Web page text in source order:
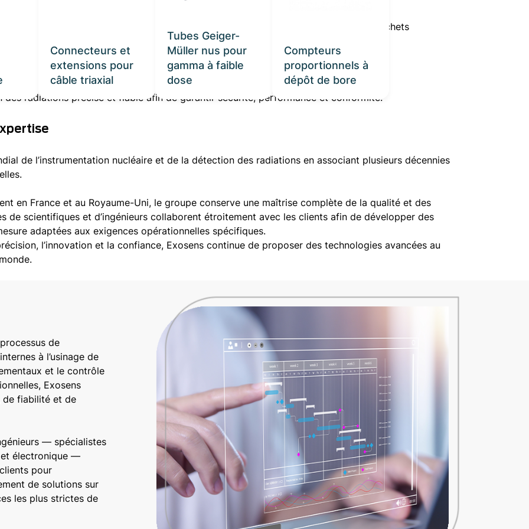
Connecteurs et
extensions pour
câble triaxial
Tubes Geiger-
Müller nus pour
gamma à faible
dose
Compteurs
proportionnels à
dépôt de bore
surveillance des radiations, installations du cycle du combustible et gestion des déchets
pour les missions spatiales et les environnements exigeants
dédiés à la sécurité et à la protection
et de détection des radiations pour les applications de santé
des radiations précise et fiable afin de garantir sécurité, performance et conformité.
de l’instrumentation nucléaire et de la détection des radiations en associant plusieurs décennies
en France et au Royaume-Uni, le groupe conserve une maîtrise complète de la qualité et des
de scientifiques et d’ingénieurs collaborent étroitement avec les clients afin de développer des
adaptées aux exigences opérationnelles spécifiques.
l’innovation et la confiance, Exosens continue de proposer des technologies avancées au
de
à l’usinage de
et le contrôle
Exosens
de fiabilité et de
— spécialistes
et électronique —
pour
de solutions sur
les plus strictes de